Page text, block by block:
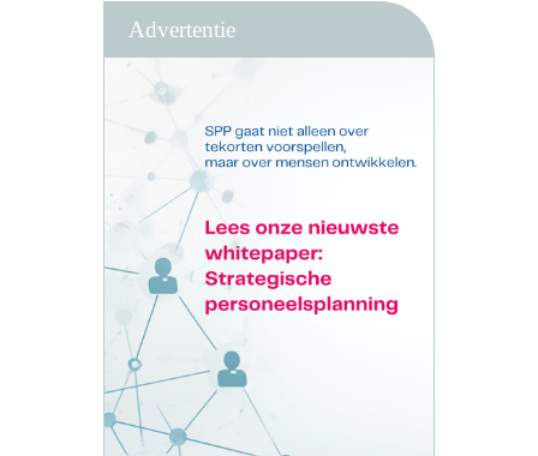
Advertentie